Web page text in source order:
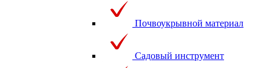
Почвоукрывной материал
Садовый инструмент